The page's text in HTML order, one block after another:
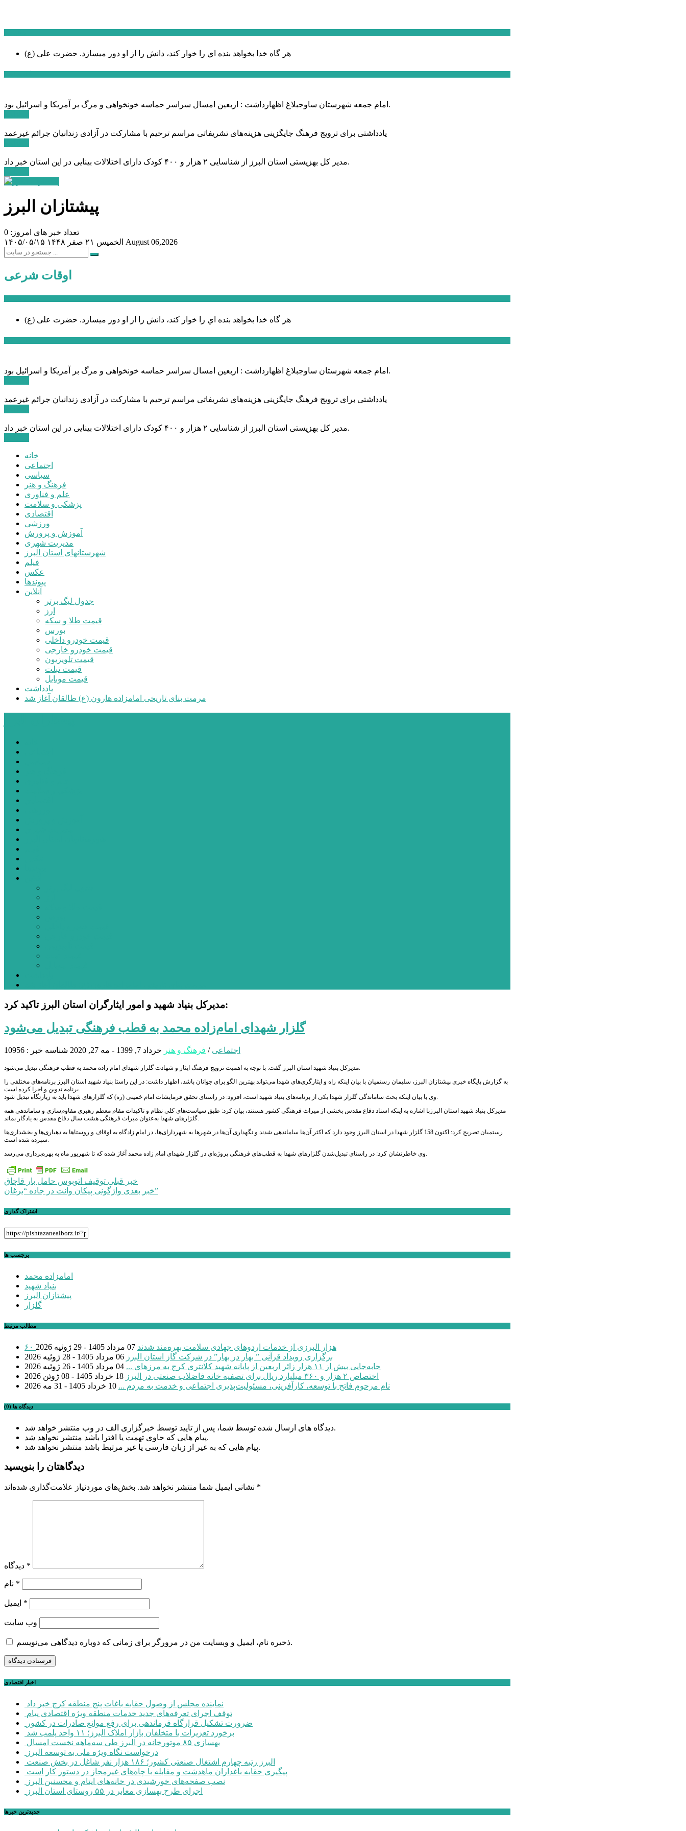
هر گاه خدا بخواهد بنده اي را خوار كند، دانش را از او دور میسازد. حضرت علی (ع)
امام جمعه شهرستان ساوجبلاغ اظهارداشت : اربعین امسال سراسر حماسه خونخواهی و مرگ بر آمریکا و اسرائیل بود.
یادداشتی برای ترویج فرهنگ جایگزینی هزینه‌های تشریفاتی مراسم ترحیم با مشارکت در آزادی زندانیان جرائم غیرعمد
مدیر کل بهزیستی استان البرز از شناسایی ۲ هزار و ۴۰۰ کودک دارای اختلالات بینایی در این استان خبر داد.
پیشتازان البرز
تعداد خبر های امروز: 0
۱۴۰۵/۰۵/۱۵
الخميس ۲۱ صفر ۱۴۴۸ August 06,2026
اوقات شرعی
هر گاه خدا بخواهد بنده اي را خوار كند، دانش را از او دور میسازد. حضرت علی (ع)
امام جمعه شهرستان ساوجبلاغ اظهارداشت : اربعین امسال سراسر حماسه خونخواهی و مرگ بر آمریکا و اسرائیل بود.
یادداشتی برای ترویج فرهنگ جایگزینی هزینه‌های تشریفاتی مراسم ترحیم با مشارکت در آزادی زندانیان جرائم غیرعمد
مدیر کل بهزیستی استان البرز از شناسایی ۲ هزار و ۴۰۰ کودک دارای اختلالات بینایی در این استان خبر داد.
خانه
اجتماعی
سیاسی
فرهنگ و هنر
علم و فناوری
پزشکی و سلامت
اقتصادی
ورزشی
آموزش و پرورش
مدیریت شهری
شهرستانهای استان البرز
فیلم
عکس
پیوندها
آنلاین
جدول لیگ برتر
ارز
قیمت طلا و سکه
بورس
قیمت خودرو داخلی
قیمت خودرو خارجی
قیمت تلویزیون
قیمت تبلت
قیمت موبایل
یادداشت
مرمت بنای تاریخی امامزاده هارون (ع) طالقان آغاز شد
مدیرکل بنیاد شهید و امور ایثارگران استان البرز تاکید کرد:
گلزار شهدای امام‌زاده محمد به قطب فرهنگی تبدیل می‌شود
اجتماعی / فرهنگ و هنر خرداد 7, 1399 - مه 27, 2020 شناسه خبر : 10956
مدیرکل بنیاد شهید استان البرز گفت: با توجه به اهمیت ترویج فرهنگ ایثار و شهادت گلزار شهدای امام زاده محمد به قطب فرهنگی تبدیل می‌شود.
به گزارش پایگاه خبری پیشتازان البرز، سلیمان رستمیان با بیان اینکه راه و ایثارگری‌های شهدا می‌تواند بهترین الگو برای جوانان باشد، اظهار داشت: در این راستا بنیاد شهید استان البرز برنامه‌های مختلفی را
برنامه تدوین و اجرا کرده است.
وی با بیان اینکه بحث ساماندگی گلزار شهدا یکی از برنامه‌های بنیاد شهید است، افزود: در راستای تحقق فرمایشات امام خمینی (ره) که گلزارهای شهدا باید به زیارتگاه تبدیل شود.
مدیرکل بنیاد شهید استان البرزبا اشاره به اینکه اسناد دفاع مقدس بخشی از میراث فرهنگی کشور هستند، بیان کرد: طبق سیاست‌های کلی نظام و تاکیدات مقام معظم رهبری مقاوم‌سازی و ساماندهی همه
گلزارهای شهدا به‌عنوان میراث فرهنگی هشت سال دفاع مقدس به یادگار بماند.
رستمیان تصریح کرد: اکنون 158 گلزار شهدا در استان البرز وجود دارد که اکثر آن‌ها ساماندهی شدند و نگهداری آن‌ها در شهرها به شهردارای‌ها، در امام زادگاه به اوقاف و روستاها به دهیاری‌ها و بخشداری‌ها
سپرده شده است.
وی خاطرنشان کرد: در راستای تبدیل‌شدن گلزارهای شهدا به قطب‌های فرهنگی پروژه‌ای در گلزار شهدای امام زاده محمد آغاز شده که تا شهریور ماه به بهره‌برداری می‌رسد.
راهبری
نوشته
خبر قبلی توقیف اتوبوس حامل بار قاچاق
خبر بعدیواژگونی پیکان وانت در جاده “برغان”
اشتراک گذاری
برچسب ها
امامزاده محمد
بنیاد شهید
پیشتازان البرز
گلزار
مطالب مرتبط
۶۰ هزار البرزی از خدمات اردوهای جهادی سلامت بهره‌مند شدند 07 مرداد 1405 - 29 ژوئیه 2026
برگزاری رویداد قرآنی ” بهار در بهار” در شرکت گاز استان البرز 06 مرداد 1405 - 28 ژوئیه 2026
جابه‌جایی بیش از ۱۱ هزار زائر اربعین از پایانه شهید کلانتری کرج به مرزهای ...
04 مرداد 1405 - 26 ژوئیه 2026
اختصاص ۲ هزار و ۳۶۰ میلیارد ریال برای تصفیه خانه فاضلاب صنعتی در البرز
18 خرداد 1405 - 08 ژوئن 2026
نام مرحوم فاتح با توسعه، کارآفرینی، مسئولیت‌پذیری اجتماعی و خدمت به مردم ... 10 خرداد 1405 - 31 مه 2026
دیدگاه ها (0)
دیدگاه های ارسال شده توسط شما، پس از تایید توسط خبرگزاری الف در وب منتشر خواهد شد.
پیام هایی که حاوی تهمت یا افترا باشد منتشر نخواهد شد.
پیام هایی که به غیر از زبان فارسی یا غیر مرتبط باشد منتشر نخواهد شد.
دیدگاهتان را بنویسید
نشانی ایمیل شما منتشر نخواهد شد. *
*
*
*
وب‌ سایت
ذخیره نام، ایمیل و وبسایت من در مرورگر برای زمانی که دوباره دیدگاهی می‌نویسم.
اخبار اقتصادی
نماینده مجلس از وصول حقابه باغات پنج منطقه کرج خبر داد
توقف اجرای تعرفه‌های جدید خدمات منطقه ویژه اقتصادی پیام
ضرورت تشکیل قرارگاه فرماندهی برای رفع موانع صادرات در کشور
برخورد تعزیرات با متخلفان بازار املاک البرز؛ ۱۱ واحد پلمب شد
بهسازی ۸۵ موتورخانه در البرز طی سه‌ماهه نخست امسال
درخواست نگاه ویژه ملی به توسعه البرز
البرز رتبه چهارم اشتغال صنعتی کشور؛ ۱۸۶ هزار نفر شاغل در بخش صنعت
پیگیری حقابه باغداران ماهدشت و مقابله با چاه‌های غیرمجاز در دستور کار است
نصب صفحه‌های خورشیدی در خانه‌های ایتام و محسنین البرز
اجرای طرح بهسازی معابر در ۵۵ روستای استان البرز
جديدترين خبرها